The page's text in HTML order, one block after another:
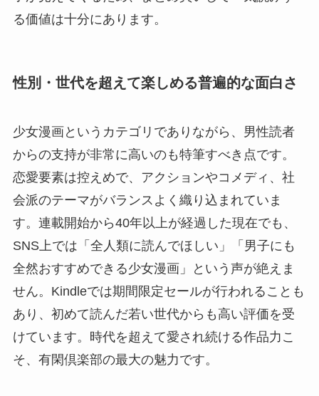
る価値は十分にあります。
性別・世代を超えて楽しめる普遍的な面白さ
少女漫画というカテゴリでありながら、男性読者
からの支持が非常に高いのも特筆すべき点です。
恋愛要素は控えめで、アクションやコメディ、社
会派のテーマがバランスよく織り込まれていま
す。連載開始から40年以上が経過した現在でも、
SNS上では「全人類に読んでほしい」「男子にも
全然おすすめできる少女漫画」という声が絶えま
せん。Kindleでは期間限定セールが行われることも
あり、初めて読んだ若い世代からも高い評価を受
けています。時代を超えて愛され続ける作品力こ
そ、有閑倶楽部の最大の魅力です。